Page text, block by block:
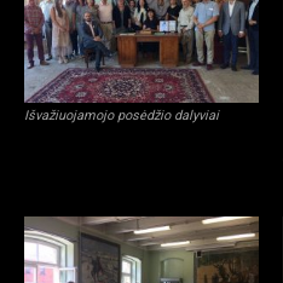
Išvažiuojamojo posėdžio dalyviai